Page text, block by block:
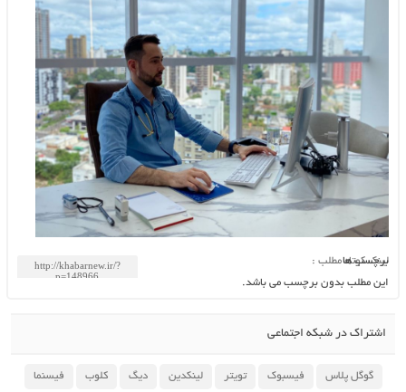
لینک کوتاه مطلب :
برچسب ها
این مطلب بدون برچسب می باشد.
اشتراک در شبکه اجتماعی
گوگل پلاس فیسبوک تویتر لینکدین دیگ کلوب فیسنما